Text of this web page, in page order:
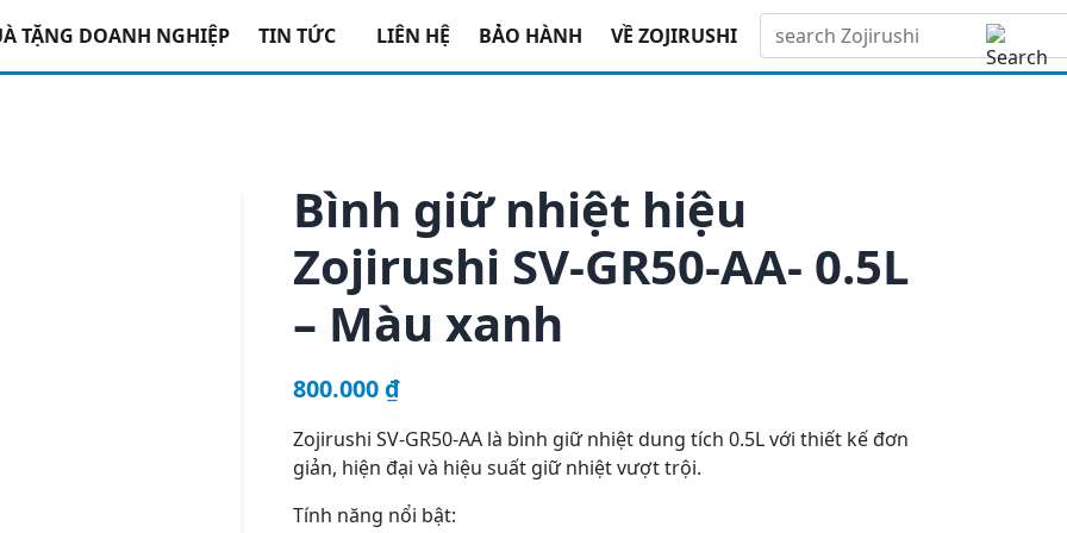
TẶNG DOANH NGHIỆP TIN TỨC LIÊN HỆ BẢO HÀNH VỀ ZOJIRUSHI
/ Bình giữ nhiệt hiệu Zojirushi SV-GR50-AA- 0.5L – Màu xanh
Bình giữ nhiệt hiệu
Zojirushi SV-GR50-AA- 0.5L
– Màu xanh
800.000₫
Zojirushi SV-GR50-AA là bình giữ nhiệt dung tích 0.5L với thiết kế đơn
giản, hiện đại và hiệu suất giữ nhiệt vượt trội.
Tính năng nổi bật: